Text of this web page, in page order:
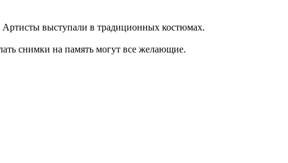
выступали в традиционных костюмах.
снимки на память могут все желающие.